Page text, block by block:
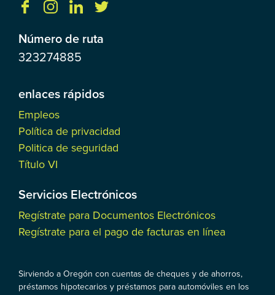
Número de ruta
323274885
enlaces rápidos
Empleos
Política de privacidad
Politica de seguridad
Título VI
Servicios Electrónicos
Regístrate para Documentos Electrónicos
Regístrate para el pago de facturas en línea
Sirviendo a Oregón con cuentas de cheques y de ahorros,
préstamos hipotecarios y préstamos para automóviles en los